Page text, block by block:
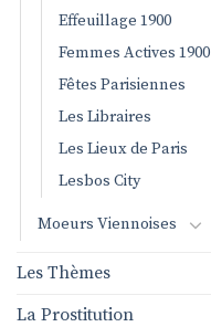
Effeuillage 1900
Femmes Actives 1900
Fêtes Parisiennes
Les Libraires
Les Lieux de Paris
Lesbos City
Moeurs Viennoises
Les Thèmes
La Prostitution